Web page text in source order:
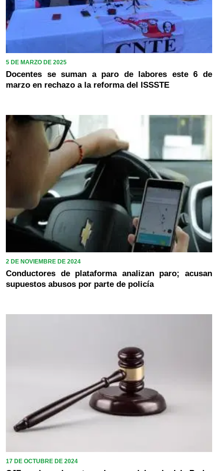
5 DE MARZO DE 2025
Docentes se suman a paro de labores este 6 de
marzo en rechazo a la reforma del ISSSTE
2 DE NOVIEMBRE DE 2024
Conductores de plataforma analizan paro; acusan
supuestos abusos por parte de policía
17 DE OCTUBRE DE 2024